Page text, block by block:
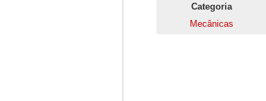
Categoria
Mecânicas